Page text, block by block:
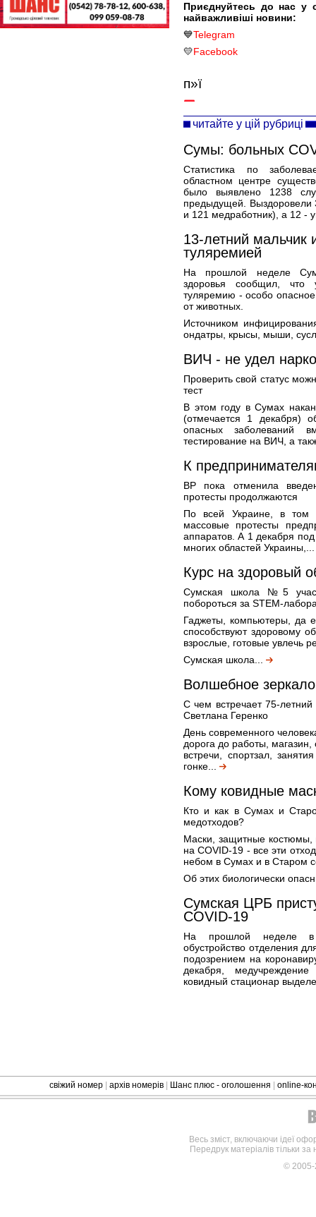
Приєднуйтесь до нас у
найважливіші новини:
💙Telegram
💛Facebook
п»ї
читайте у цій рубриці
Сумы: больных
Статистика по
областном центре
было выявлено 1238
предыдущей. Выздоровели
и 121 медработник), а 12 -
13-летний мальчик
туляремией
На прошлой неделе
здоровья сообщил, что
туляремию - особо
от животных.
Источником
ондатры, крысы, мыши,
ВИЧ - не удел
Проверить свой статус
тест
В этом году в Сумах
(отмечается 1 декабря)
опасных
тестирование на ВИЧ, а
К
ВР пока отменила
протесты продолжаются
По всей Украине, в том
массовые протесты
аппаратов. А 1 декабря
многих областей
Курс на здоровый
Сумская школа №5
побороться за STEM-
Гаджеты, компьютеры, да
способствуют здоровому
взрослые, готовые увлечь
Сумская школа...
Волшебное зеркало
С чем встречает 75-
Светлана Геренко
День современного
дорога до работы,
встречи, спортзал,
гонке...
Кому ковидные
Кто и как в Сумах и
медотходов?
Маски, защитные костюмы,
на COVID-19 - все эти
небом в Сумах и в Старом
Об этих биологически
Сумская ЦРБ
COVID-19
На прошлой неделе в
обустройство отделения
подозрением на
декабря,
ковидный стационар
свіжий номер архів номерів Шанс плюс - оголошення online-
Весь зміст, включаючи ідеї
Передрук матеріалів тільки
©